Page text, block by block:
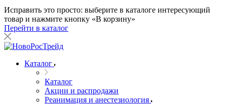
Исправить это просто: выберите в каталоге интересующий
товар и нажмите кнопку «В корзину»
Перейти в каталог
Каталог
Каталог
Акции и распродажи
Реанимация и анестезиология